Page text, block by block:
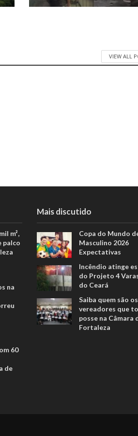
VIEW ALL
m²,
palco
na
60
de
Mais discutido
Copa do Mundo
Masculino 2026
Expectativas
Incêndio atinge
do Projeto 4
do Ceará
Saiba quem são os
vereadores que
posse na Câmara
Fortaleza